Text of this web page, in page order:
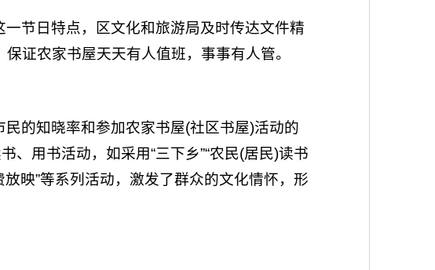
节日特点，区文化和旅游局及时传达文件精
证农家书屋天天有人值班，事事有人管。
的知晓率和参加农家书屋(社区书屋)活动的
用书活动，如采用“三下乡”“农民(居民)读书
映”等系列活动，激发了群众的文化情怀，形